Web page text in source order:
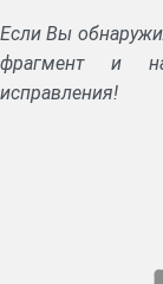
Если Вы
фрагмент и
исправления!